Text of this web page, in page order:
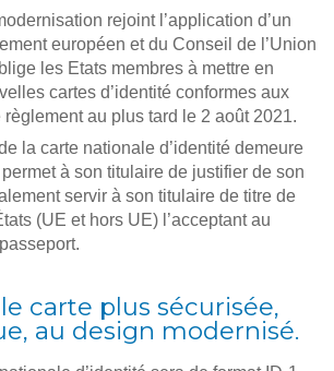
rejoint l’application d’un
européen et du Conseil de l’Union
les Etats membres à mettre en
cartes d’identité conformes aux
au plus tard le 2 août 2021.
la carte nationale d’identité demeure
à son titulaire de justifier de son
servir à son titulaire de titre de
(UE et hors UE) l’acceptant au
carte plus sécurisée,
au design modernisé.